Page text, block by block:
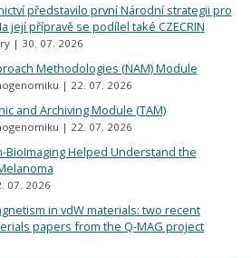
představilo první Národní strategii pro
její přípravě se podílel také CZECRIN
30. 07. 2026
Methodologies (NAM) Module
22. 07. 2026
and Archiving Module (TAM)
22. 07. 2026
BioImaging Helped Understand the
07. 2026
in vdW materials: two recent
papers from the Q-MAG project